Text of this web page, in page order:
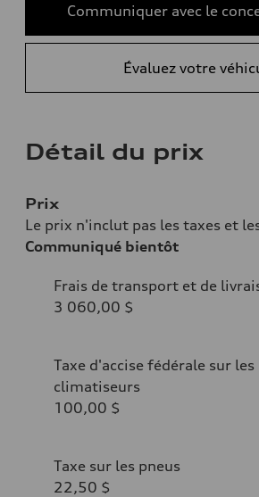
Communiquer avec le
Évaluez votre
Détail du prix
Prix
Le prix n'inclut pas les taxes et
Communiqué bientôt
Frais de transport et de
3 060,00 $
Taxe d'accise fédérale sur les
climatiseurs
100,00 $
Taxe sur les pneus
22,50 $